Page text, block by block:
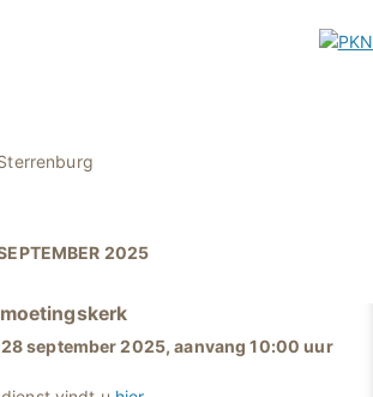
2025
september 2025, aanvang 10:00 uur